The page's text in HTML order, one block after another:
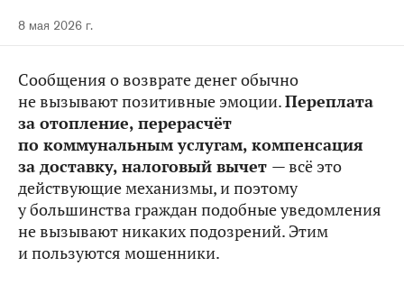
8 мая 2026 г.
Сообщения о возврате денег обычно
не вызывают позитивные эмоции.Переплата
за отопление, перерасчёт
по коммунальным услугам, компенсация
за доставку, налоговый вычет — всё это
действующие механизмы, и поэтому
у большинства граждан подобные уведомления
не вызывают никаких подозрений. Этим
и пользуются мошенники.